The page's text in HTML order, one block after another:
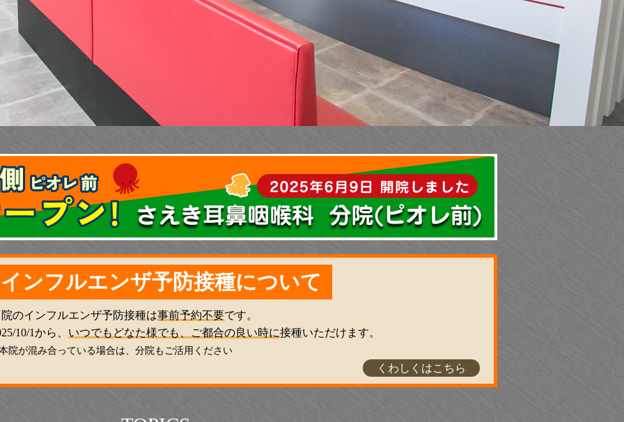
インフルエンザ予防接種について
のインフルエンザ予防接種は事前予約不要です。
10/1から、 いつでもどなた様でも、ご都合の良い時に接種いただけます。
院が混み合っている場合は、分院もご活用ください
くわしくはこちら